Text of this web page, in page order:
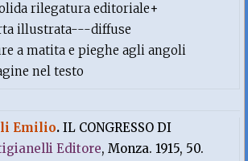
rilegatura editoriale+
illustrata---diffuse
a matita e pieghe agli angoli
nel testo
Emilio.IL CONGRESSO DI
Editore, Monza. 1915, 50.